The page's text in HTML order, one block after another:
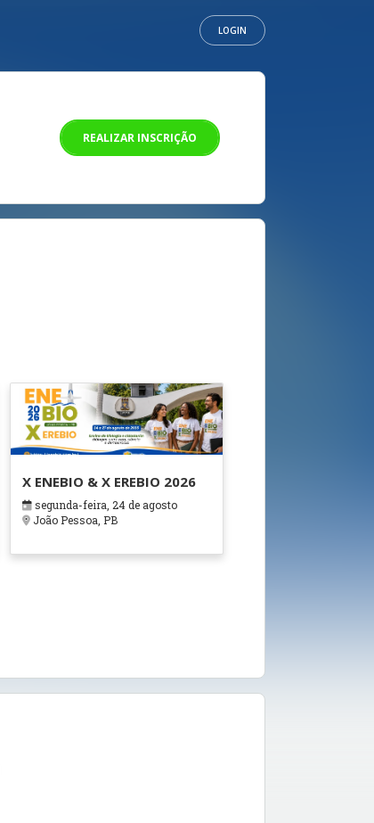
LOGIN
REALIZAR INSCRIÇÃO
X ENEBIO & X EREBIO 2026
segunda-feira, 24 de agosto
João Pessoa, PB